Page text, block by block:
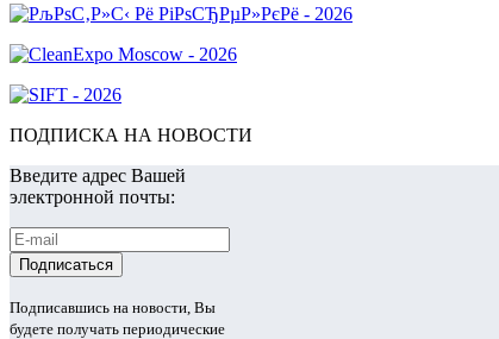
ПОДПИСКА НА НОВОСТИ
Введите адрес Вашей
электронной почты:
Подписавшись на новости, Вы
будете получать периодические